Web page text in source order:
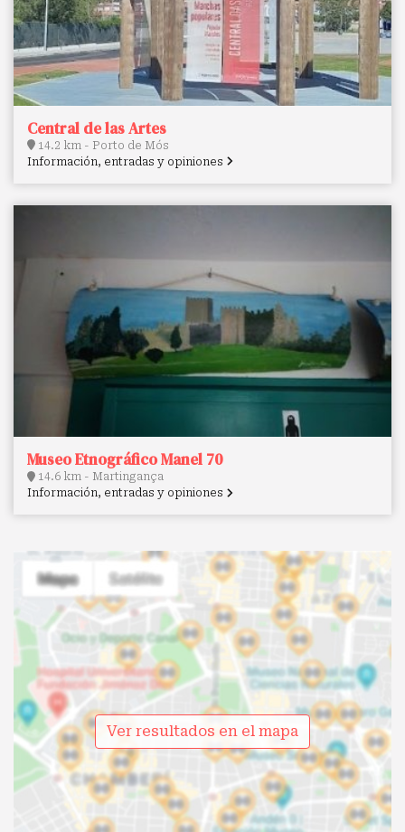
Central de las Artes
14.2 km - Porto de Mós
Información, entradas y opiniones
Museo Etnográfico Manel 70
14.6 km - Martingança
Información, entradas y opiniones
Ver resultados en el mapa